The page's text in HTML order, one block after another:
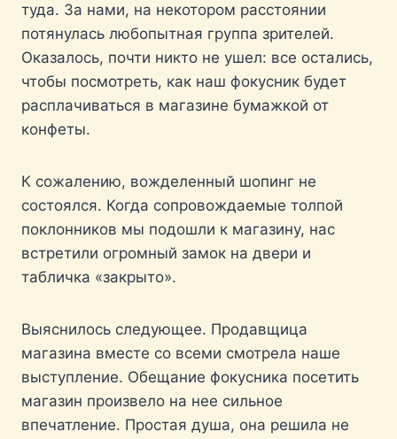
туда. За нами, на некотором расстоянии
потянулась любопытная группа зрителей.
Оказалось, почти никто не ушел: все остались,
чтобы посмотреть, как наш фокусник будет
расплачиваться в магазине бумажкой от
конфеты.
К сожалению, вожделенный шопинг не
состоялся. Когда сопровождаемые толпой
поклонников мы подошли к магазину, нас
встретили огромный замок на двери и
табличка «закрыто».
Выяснилось следующее. Продавщица
магазина вместе со всеми смотрела наше
выступление. Обещание фокусника посетить
магазин произвело на нее сильное
впечатление. Простая душа, она решила не